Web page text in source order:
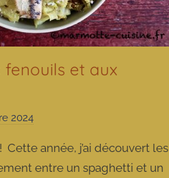
fenouils et aux
2024
r
m
Cette année, j’ai découvert les
entre un spaghetti et un